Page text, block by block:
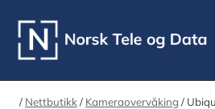
content
/ Nettbutikk/ Kameraovervåking /